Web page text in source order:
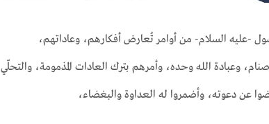
-عليه السلام- من أوامر تُعارض أفكارهم، وعاداتهم،
وعبادة الله وحده، وأمرهم بترك العادات المذمومة، والتحلّي
عن دعوته، وأضمروا له العداوة والبغضاء،